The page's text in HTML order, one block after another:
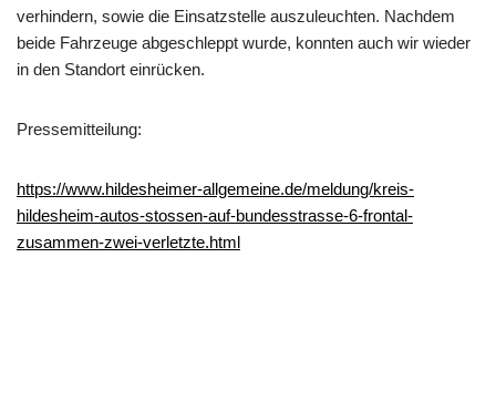
verhindern, sowie die Einsatzstelle auszuleuchten. Nachdem
beide Fahrzeuge abgeschleppt wurde, konnten auch wir wieder
in den Standort einrücken.
Pressemitteilung:
https://www.hildesheimer-allgemeine.de/meldung/kreis-
hildesheim-autos-stossen-auf-bundesstrasse-6-frontal-
zusammen-zwei-verletzte.html